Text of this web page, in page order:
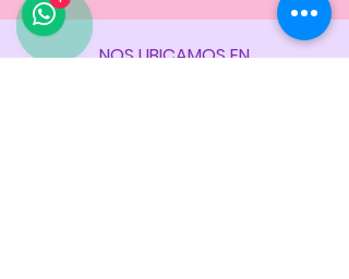
NOS UBICAMOS EN